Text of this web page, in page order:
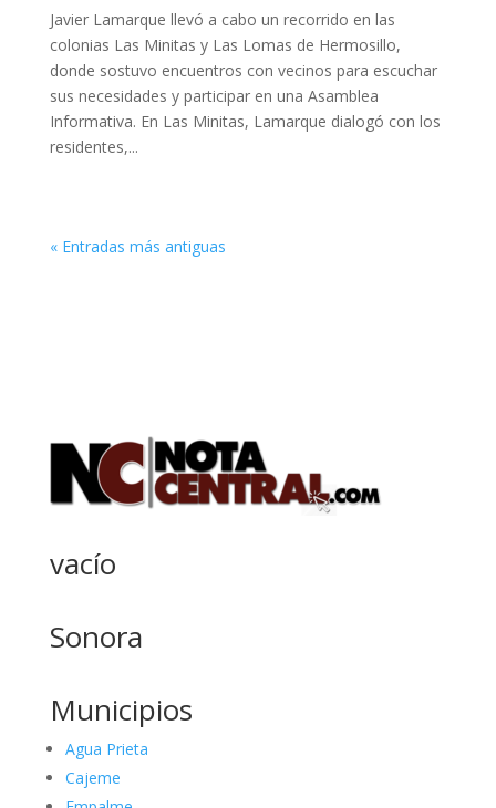
Javier Lamarque llevó a cabo un recorrido en las
colonias Las Minitas y Las Lomas de Hermosillo,
donde sostuvo encuentros con vecinos para escuchar
sus necesidades y participar en una Asamblea
Informativa. En Las Minitas, Lamarque dialogó con los
residentes,...
« Entradas más antiguas
vacío
Sonora
Municipios
Agua Prieta
Cajeme